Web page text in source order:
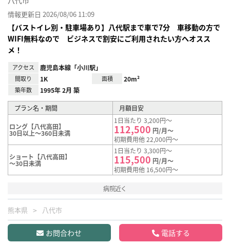
情報更新日 2026/08/06 11:09
【バストイレ別・駐車場あり】八代駅まで車で7分 車移動の方で
WIFI無料なので ビジネスで割安にご利用されたい方へオスス
メ！
アクセス 鹿児島本線「小川駅」
間取り 1K 面積 20m²
築年数 1995年 2月 築
プラン名・期間 月額目安
ロング【八代高田】
30日以上～360日未満
1日当たり 3,200円～
112,500 円/月～
初期費用他 22,000円～
ショート【八代高田】
～30日未満
1日当たり 3,300円～
115,500 円/月～
初期費用他 16,500円～
病院近く
熊本県 八代市
お問合わせ 電話する